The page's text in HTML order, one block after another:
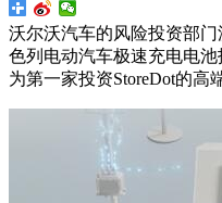
沃尔沃汽车的风险投资部
色列电动汽车极速充电电
为第一家投资StoreDot的高